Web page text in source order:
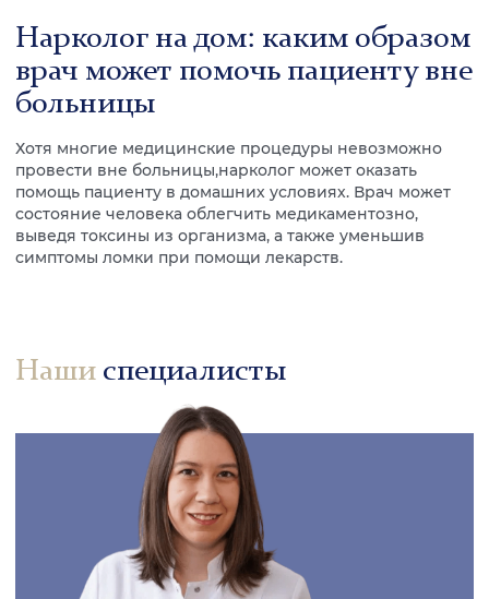
Нарколог на дом: каким образом
врач может помочь пациенту вне
больницы
Хотя многие медицинские процедуры невозможно
провести вне больницы,нарколог может оказать
помощь пациенту в домашних условиях. Врач может
состояние человека облегчить медикаментозно,
выведя токсины из организма, а также уменьшив
симптомы ломки при помощи лекарств.
Наши специалисты